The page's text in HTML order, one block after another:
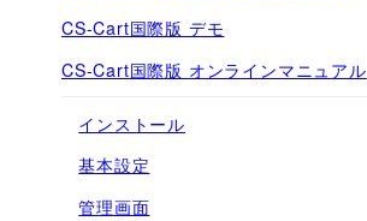
CS-Cart国際版 デモ
CS-Cart国際版 オンラインマニュアル
インストール
基本設定
管理画面